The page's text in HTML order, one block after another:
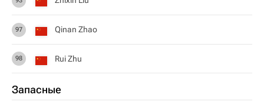
97 Qinan Zhao
98 Rui Zhu
Запасные